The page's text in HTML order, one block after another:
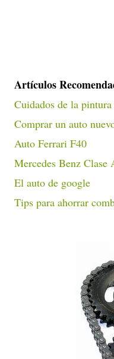
Artículos
Cuidados de la
Comprar un auto
Auto Ferrari F40
Mercedes Benz Clase
El auto de google
Tips para ahorrar